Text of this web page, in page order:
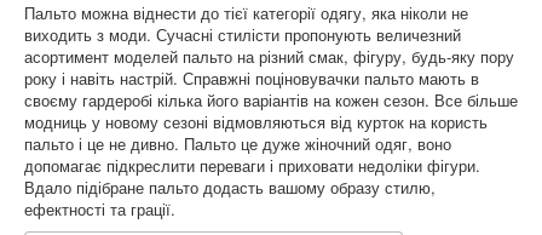
Пальто можна віднести до тієї категорії одягу, яка ніколи не
виходить з моди. Сучасні стилісти пропонують величезний
асортимент моделей пальто на різний смак, фігуру, будь-яку пору
року і навіть настрій. Справжні поціновувачки пальто мають в
своєму гардеробі кілька його варіантів на кожен сезон. Все більше
модниць у новому сезоні відмовляються від курток на користь
пальто і це не дивно. Пальто це дуже жіночний одяг, воно
допомагає підкреслити переваги і приховати недоліки фігури.
Вдало підібране пальто додасть вашому образу стилю,
ефектності та грації.